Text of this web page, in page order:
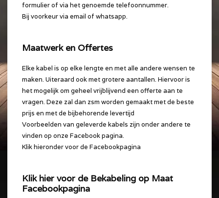
formulier of via het genoemde telefoonnummer.
Bij voorkeur via email of whatsapp.
Maatwerk en Offertes
Elke kabel is op elke lengte en met alle andere wensen te
maken. Uiteraard ook met grotere aantallen. Hiervoor is
het mogelijk om geheel vrijblijvend een offerte aan te
vragen. Deze zal dan zsm worden gemaakt met de beste
prijs en met de bijbehorende levertijd
Voorbeelden van geleverde kabels zijn onder andere te
vinden op onze Facebook pagina.
Klik hieronder voor de Facebookpagina
Klik hier voor de Bekabeling op Maat
Facebookpagina